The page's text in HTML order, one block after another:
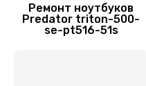
Ремонт ноутбуков
Predator triton-500-
se-pt516-51s